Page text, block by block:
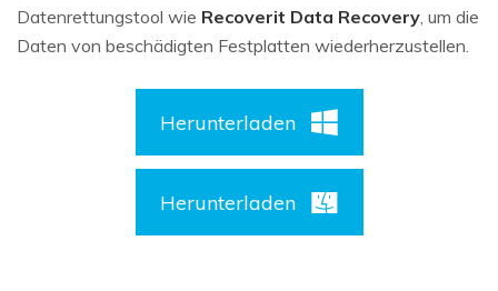
Datenrettungstool wie Recoverit Data Recovery , um die
Daten von beschädigten Festplatten wiederherzustellen.
Herunterladen
Herunterladen